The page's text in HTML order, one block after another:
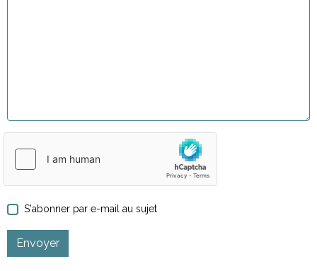
S'abonner par e-mail au sujet
Envoyer